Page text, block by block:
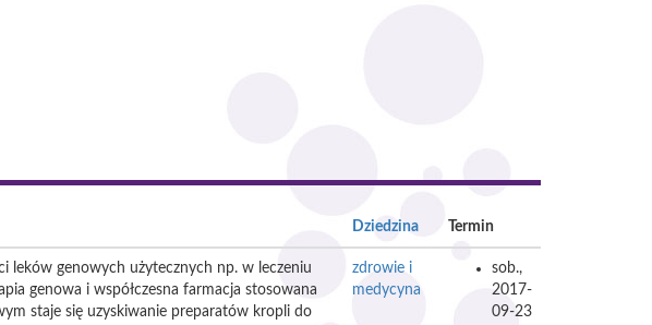
Dziedzina Termin
leków genowych użytecznych np. w leczeniu
genowa i współczesna farmacja stosowana
staje się uzyskiwanie preparatów kropli do
zdrowie i
medycyna
sob.,
2017-
09-23